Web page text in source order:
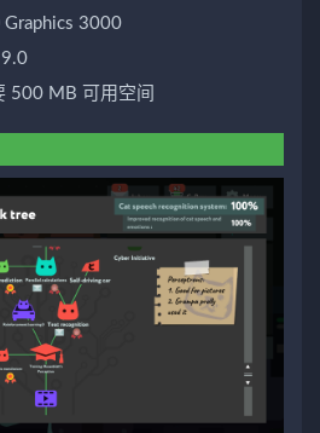
Graphics 3000
9.0
500 MB 可用空间